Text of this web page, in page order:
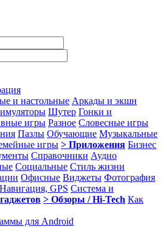
и настольные Аркады и экшн
Шутер Гонки и
игры Разное Словесные игры
Пазлы Обучающие Музыкальные
игры > Приложения Бизнес
Справочники Аудио
Социальные Стиль жизни
Офисные Виджеты Фотография
Навигация, GPS Система и
> Обзоры / Hi-Tech Как
для Android